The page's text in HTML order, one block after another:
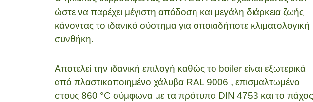
ώστε να παρέχει μέγιστη απόδοση και μεγάλη διάρκεια ζωής
κάνοντας το ιδανικό σύστημα για οποιαδήποτε κλιματολογική
συνθήκη.
Αποτελεί την ιδανική επιλογή καθώς το boiler είναι εξωτερικά
από πλαστικοποιημένο χάλυβα RAL 9006 , επισμαλτωμένο
στους 860 °C σύμφωνα με τα πρότυπα DIN 4753 και το πάχος